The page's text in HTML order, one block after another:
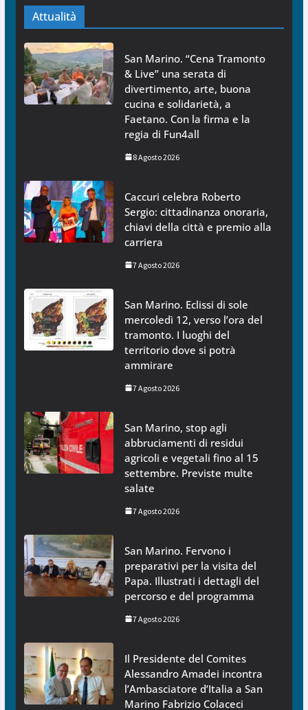
Attualità
San Marino. “Cena Tramonto
& Live” una serata di
divertimento, arte, buona
cucina e solidarietà, a
Faetano. Con la firma e la
regia di Fun4all
8 Agosto 2026
Caccuri celebra Roberto
Sergio: cittadinanza onoraria,
chiavi della città e premio alla
carriera
7 Agosto 2026
San Marino. Eclissi di sole
mercoledì 12, verso l’ora del
tramonto. I luoghi del
territorio dove si potrà
ammirare
7 Agosto 2026
San Marino, stop agli
abbruciamenti di residui
agricoli e vegetali fino al 15
settembre. Previste multe
salate
7 Agosto 2026
San Marino. Fervono i
preparativi per la visita del
Papa. Illustrati i dettagli del
percorso e del programma
7 Agosto 2026
Il Presidente del Comites
Alessandro Amadei incontra
l’Ambasciatore d’Italia a San
Marino Fabrizio Colaceci